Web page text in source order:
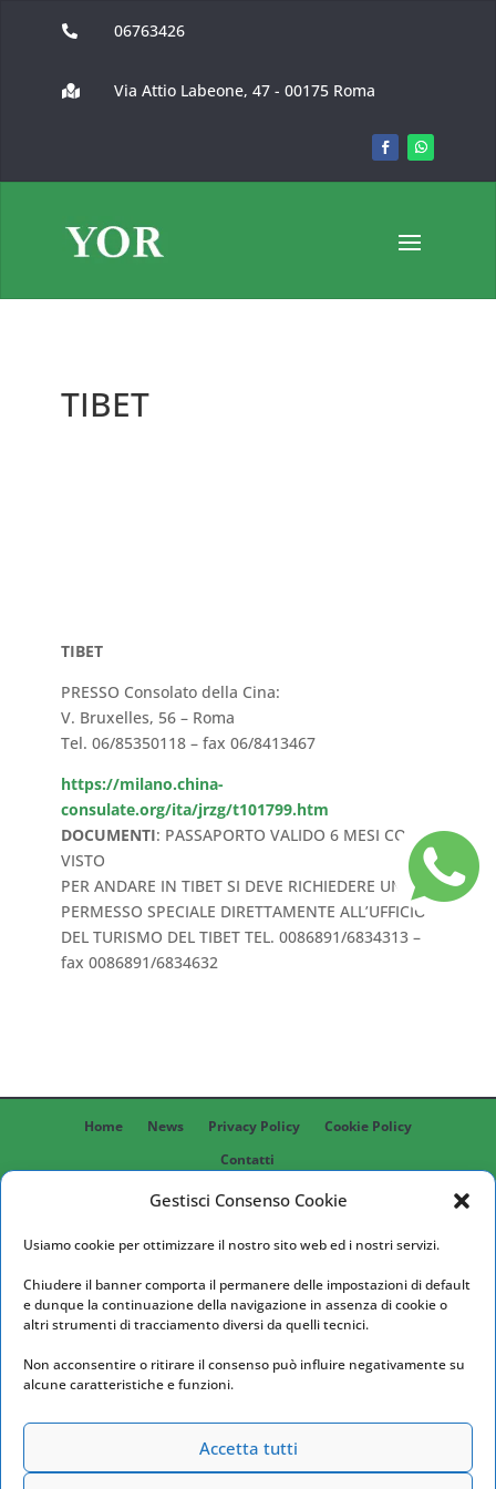
Gestisci Consenso Cookie
Usiamo cookie per ottimizzare il nostro sito web ed i nostri servizi.
Chiudere il banner comporta il permanere delle impostazioni di default
e dunque la continuazione della navigazione in assenza di cookie o
altri strumenti di tracciamento diversi da quelli tecnici.
Non acconsentire o ritirare il consenso può influire negativamente su
alcune caratteristiche e funzioni.
Accetta tutti
 06763426
 Via Attio Labeone, 47 - 00175 Roma
TIBET
TIBET
PRESSO Consolato della Cina:
V. Bruxelles, 56 – Roma
Tel. 06/85350118 – fax 06/8413467
https://milano.china-
consulate.org/ita/jrzg/t101799.htm
DOCUMENTI: PASSAPORTO VALIDO 6 MESI CON
VISTO
PER ANDARE IN TIBET SI DEVE RICHIEDERE UN
PERMESSO SPECIALE DIRETTAMENTE ALL’UFFICIO
DEL TURISMO DEL TIBET TEL. 0086891/6834313 –
fax 0086891/6834632
Home News Privacy Policy
Cookie Policy
Contatti
P. IVA 01210321004 / C.F. 0355250582
VIA ATTIO LABEONE 47 – 00175 ROMA
TEL 06.763426 FAX 06.7674095 CELL 3925280136 E-
MAILYOR@YOR.ITPECYOR@EPEC.IT
Inquadra il QR Code per entrare in chat con noi